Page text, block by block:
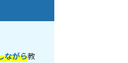
ながら教